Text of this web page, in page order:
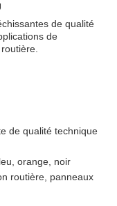
de qualité
de
de qualité technique
orange, noir
routière, panneaux